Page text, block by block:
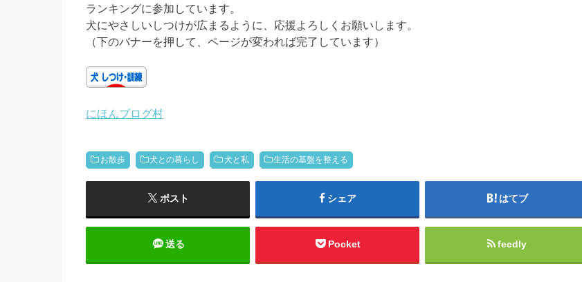
ランキングに参加しています。
犬にやさしいしつけが広まるように、応援よろしくお願いします。
（下のバナーを押して、ページが変われば完了しています）
にほんブログ村
お散歩 犬との暮らし 犬と私 生活の基盤を整える
ポスト シェア はてブ
送る Pocket feedly